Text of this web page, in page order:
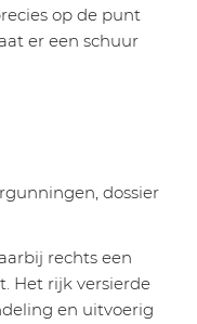
op de punt
er een schuur
dossier
rechts een
Het rijk versierde
en uitvoerig